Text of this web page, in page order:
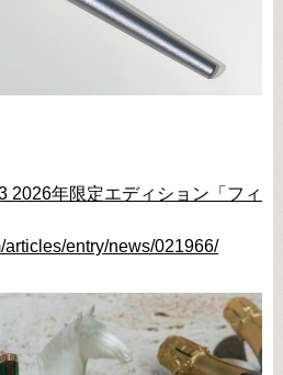
2026年限定エディション「フィ
articles/entry/news/021966/